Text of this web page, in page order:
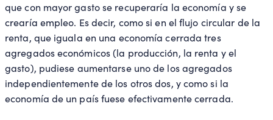
que con mayor gasto se recuperaría la economía y se
crearía empleo. Es decir, como si en el flujo circular de la
renta, que iguala en una economía cerrada tres
agregados económicos (la producción, la renta y el
gasto), pudiese aumentarse uno de los agregados
independientemente de los otros dos, y como si la
economía de un país fuese efectivamente cerrada.